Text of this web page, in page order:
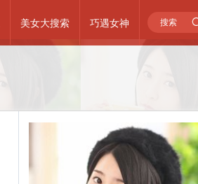
美女大搜索 巧遇女神